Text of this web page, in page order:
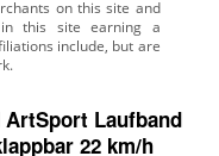
ArtSport Laufband
22 km/h